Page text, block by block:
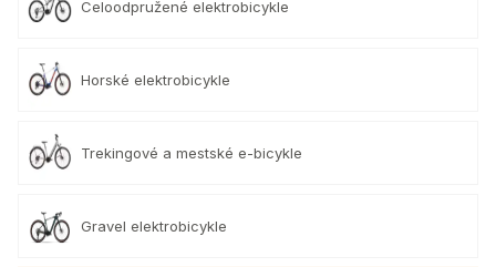
Celoodpružené elektrobicykle
Horské elektrobicykle
Trekingové a mestské e-bicykle
Gravel elektrobicykle